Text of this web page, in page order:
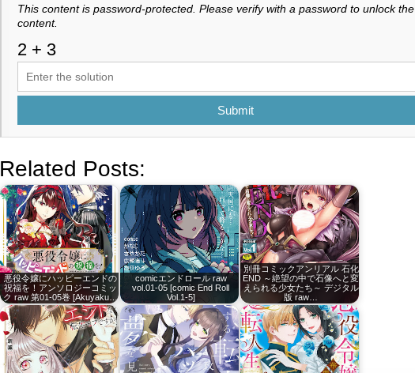
This content is password-protected. Please verify with a password to unlock the
content.
Submit
Related Posts:
悪役令嬢にハッピーエンドの
祝福を！アンソロジーコミッ
ク raw 第01-05巻 [Akuyaku…
comicエンドロール raw
vol.01-05 [comic End Roll
Vol.1-5]
別冊コミックアンリアル 石化
END ～絶望の中で石像へと変
えられる少女たち～ デジタル
版 raw…